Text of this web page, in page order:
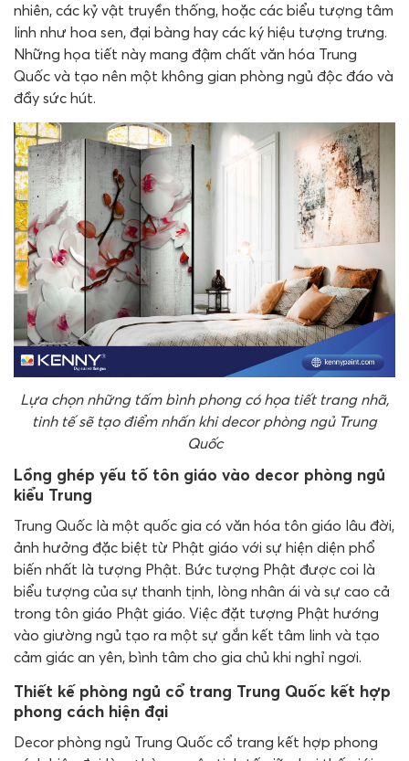
nhiên, các kỷ vật truyền thống, hoặc các biểu tượng tâm
linh như hoa sen, đại bàng hay các ký hiệu tượng trưng.
Những họa tiết này mang đậm chất văn hóa Trung
Quốc và tạo nên một không gian phòng ngủ độc đáo và
đầy sức hút.
Lựa chọn những tấm bình phong có họa tiết trang nhã,
tinh tế sẽ tạo điểm nhấn khi decor phòng ngủ Trung
Quốc
Lồng ghép yếu tố tôn giáo vào decor phòng ngủ
kiểu Trung
Trung Quốc là một quốc gia có văn hóa tôn giáo lâu đời,
ảnh hưởng đặc biệt từ Phật giáo với sự hiện diện phổ
biến nhất là tượng Phật. Bức tượng Phật được coi là
biểu tượng của sự thanh tịnh, lòng nhân ái và sự cao cả
trong tôn giáo Phật giáo. Việc đặt tượng Phật hướng
vào giường ngủ tạo ra một sự gắn kết tâm linh và tạo
cảm giác an yên, bình tâm cho gia chủ khi nghỉ ngơi.
Thiết kế phòng ngủ cổ trang Trung Quốc kết hợp
phong cách hiện đại
Decor phòng ngủ Trung Quốc cổ trang kết hợp phong